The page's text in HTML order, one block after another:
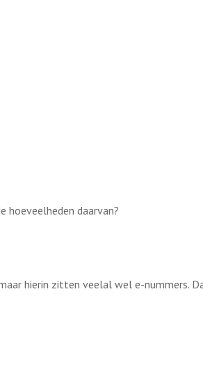
hoeveelheden daarvan?
hierin zitten veelal wel e-nummers.